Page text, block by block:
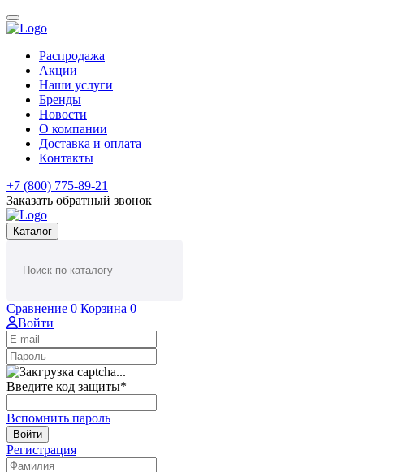
Распродажа
Акции
Наши услуги
Бренды
Новости
О компании
Доставка и оплата
Контакты
+7 (800) 775-89-21
Заказать обратный звонок
Каталог
Сравнение 0 Корзина 0
Войти
Введите код защиты*
Вспомнить пароль
Войти
Регистрация